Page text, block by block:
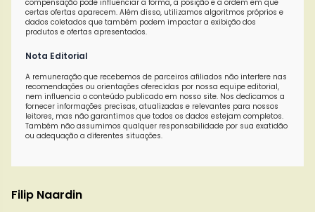
compensação pode influenciar a forma, a posição e a ordem em que
certas ofertas aparecem. Além disso, utilizamos algoritmos próprios e
dados coletados que também podem impactar a exibição dos
produtos e ofertas apresentados.
Nota Editorial
A remuneração que recebemos de parceiros afiliados não interfere nas
recomendações ou orientações oferecidas por nossa equipe editorial,
nem influencia o conteúdo publicado em nosso site. Nos dedicamos a
fornecer informações precisas, atualizadas e relevantes para nossos
leitores, mas não garantimos que todos os dados estejam completos.
Também não assumimos qualquer responsabilidade por sua exatidão
ou adequação a diferentes situações.
Filip Naardin